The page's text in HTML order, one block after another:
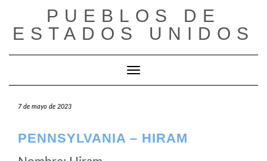
contenido
PUEBLOS DE
ESTADOS UNIDOS
Cambiar modo de navegación
7 de mayo de 2023
PENNSYLVANIA – HIRAM